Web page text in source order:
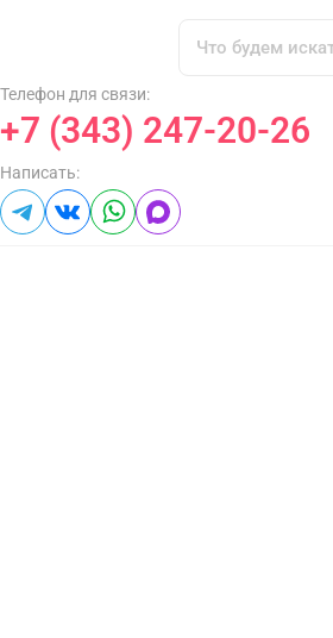
Телефон для связи:
+7 (343) 247-20-26
Написать: